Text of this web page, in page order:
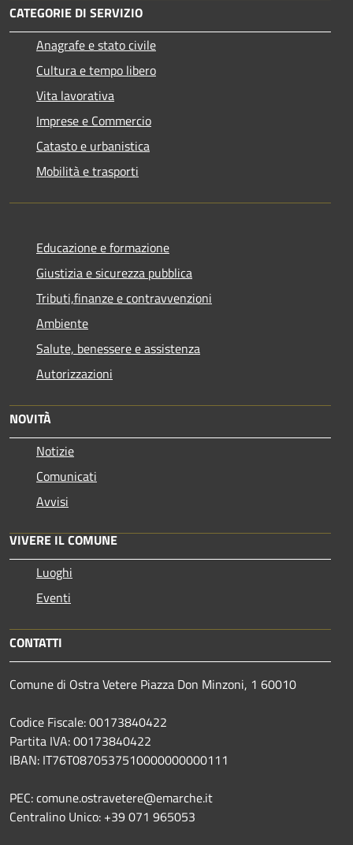
CATEGORIE DI SERVIZIO
Anagrafe e stato civile
Cultura e tempo libero
Vita lavorativa
Imprese e Commercio
Catasto e urbanistica
Mobilità e trasporti
Educazione e formazione
Giustizia e sicurezza pubblica
Tributi,finanze e contravvenzioni
Ambiente
Salute, benessere e assistenza
Autorizzazioni
NOVITÀ
Notizie
Comunicati
Avvisi
VIVERE IL COMUNE
Luoghi
Eventi
CONTATTI
Comune di Ostra Vetere Piazza Don Minzoni, 1 60010
Codice Fiscale: 00173840422
Partita IVA: 00173840422
IBAN: IT76T0870537510000000000111
PEC: comune.ostravetere@emarche.it
Centralino Unico: +39 071 965053